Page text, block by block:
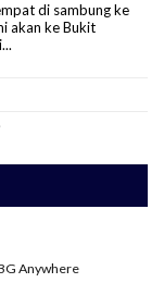
di sambung ke
akan ke Bukit
Anywhere